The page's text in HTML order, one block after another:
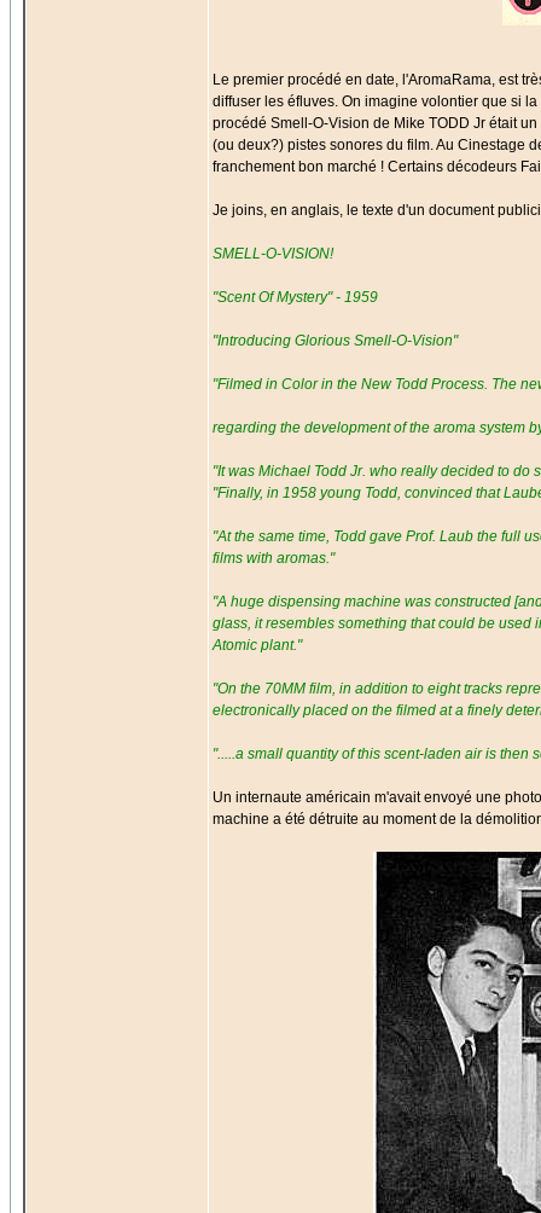
Le premier procédé en date, l'AromaRama, est
diffuser les éfluves. On imagine volontier que si
procédé Smell-O-Vision de Mike TODD Jr était
(ou deux?) pistes sonores du film. Au Cinestage
franchement bon marché ! Certains décodeurs
Je joins, en anglais, le texte d'un document
SMELL-O-VISION!
"Scent Of Mystery" - 1959
"Introducing Glorious Smell-O-Vision"
"Filmed in Color in the New Todd Process. The
regarding the development of the aroma system
"It was Michael Todd Jr. who really decided to
"Finally, in 1958 young Todd, convinced that
"At the same time, Todd gave Prof. Laub the full
films with aromas."
"A huge dispensing machine was constructed
glass, it resembles something that could be used
Atomic plant."
"On the 70MM film, in addition to eight tracks
electronically placed on the filmed at a finely
".....a small quantity of this scent-laden air is then
Un internaute américain m'avait envoyé une
machine a été détruite au moment de la